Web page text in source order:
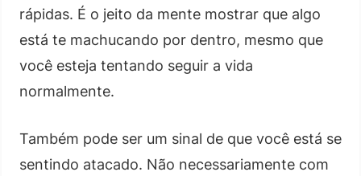
rápidas. É o jeito da mente mostrar que algo
está te machucando por dentro, mesmo que
você esteja tentando seguir a vida
normalmente.
Também pode ser um sinal de que você está se
sentindo atacado. Não necessariamente com